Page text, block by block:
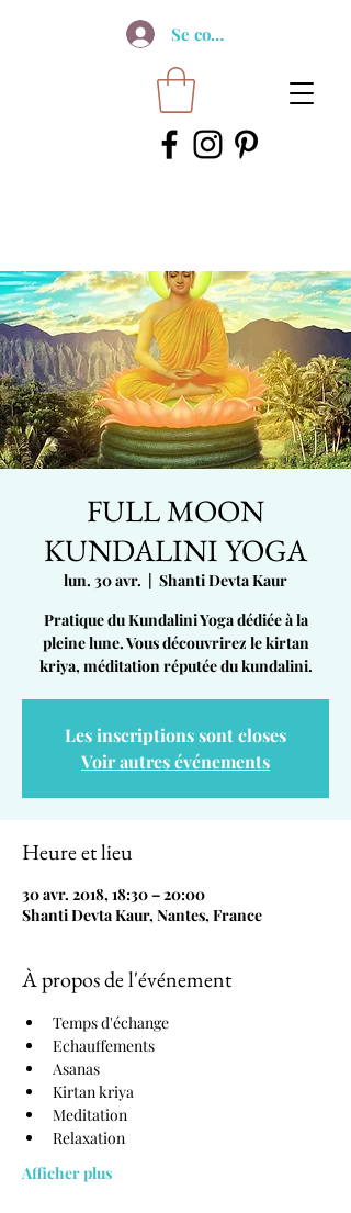
Se connecter
FULL MOON
KUNDALINI YOGA
lun. 30 avr.
  |
Shanti Devta Kaur
Pratique du Kundalini Yoga dédiée à la
pleine lune. Vous découvrirez le kirtan
kriya, méditation réputée du kundalini.
Les inscriptions sont closes
Voir autres événements
Heure et lieu
30 avr. 2018, 18:30 – 20:00
Shanti Devta Kaur, Nantes, France
À propos de l'événement
Temps d'échange
Echauffements
Asanas
Kirtan kriya
Meditation
Relaxation
Afficher plus